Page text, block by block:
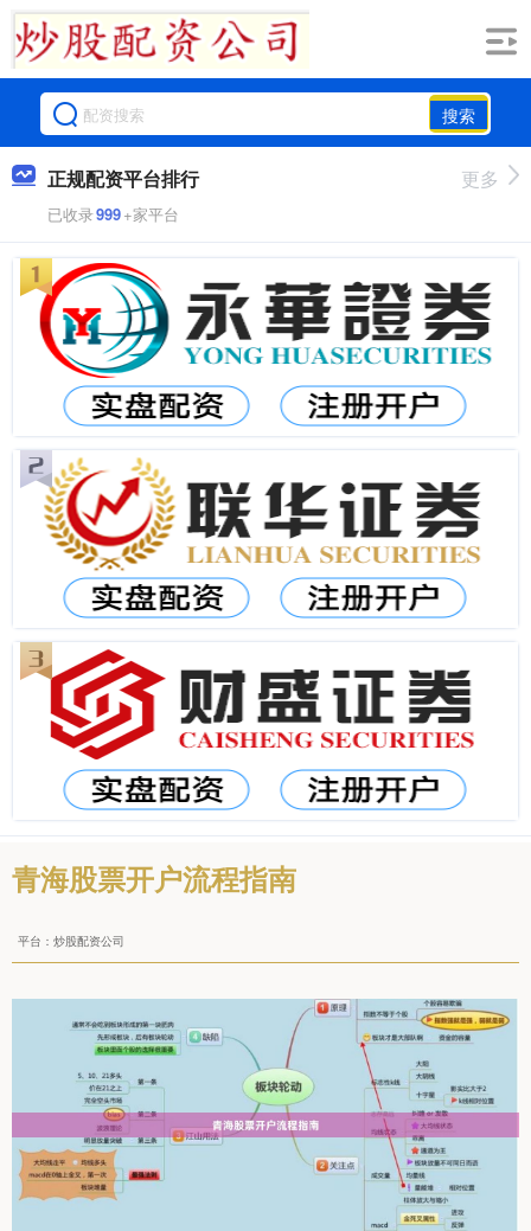
搜索
正规配资平台排行
已收录999+家平台
更多
青海股票开户流程指南
平台：炒股配资公司